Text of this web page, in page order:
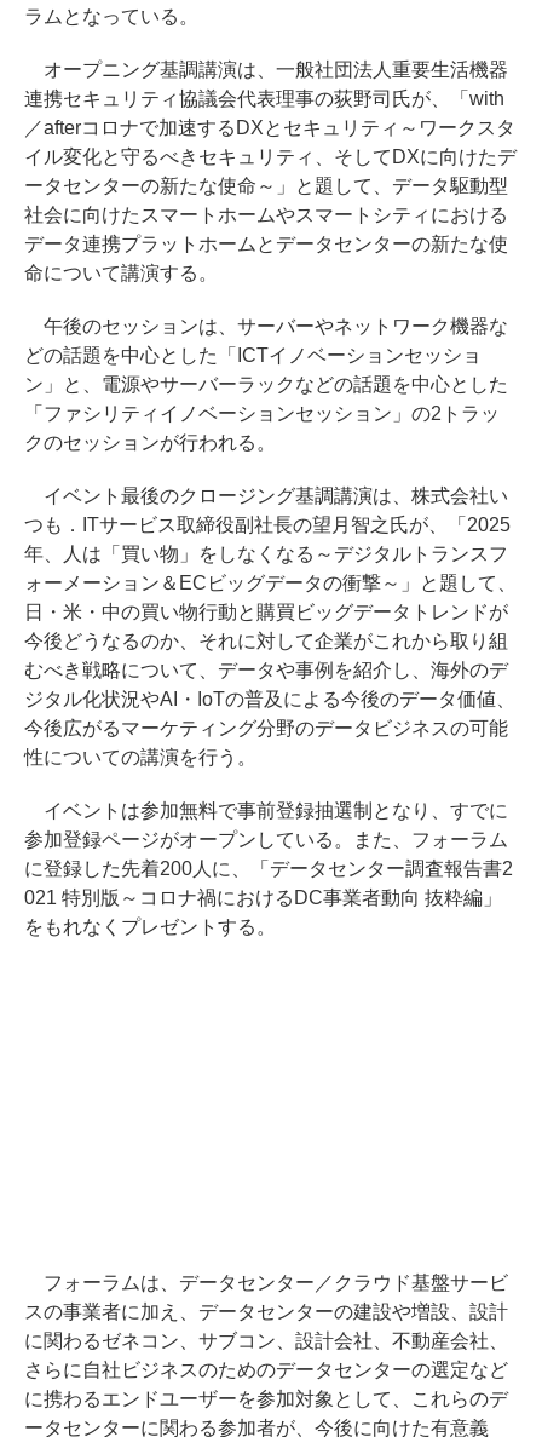
ラムとなっている。
オープニング基調講演は、一般社団法人重要生活機器
連携セキュリティ協議会代表理事の荻野司氏が、「with
／afterコロナで加速するDXとセキュリティ～ワークスタ
イル変化と守るべきセキュリティ、そしてDXに向けたデ
ータセンターの新たな使命～」と題して、データ駆動型
社会に向けたスマートホームやスマートシティにおける
データ連携プラットホームとデータセンターの新たな使
命について講演する。
午後のセッションは、サーバーやネットワーク機器な
どの話題を中心とした「ICTイノベーションセッショ
ン」と、電源やサーバーラックなどの話題を中心とした
「ファシリティイノベーションセッション」の2トラッ
クのセッションが行われる。
イベント最後のクロージング基調講演は、株式会社い
つも．ITサービス取締役副社長の望月智之氏が、「2025
年、人は「買い物」をしなくなる～デジタルトランスフ
ォーメーション＆ECビッグデータの衝撃～」と題して、
日・米・中の買い物行動と購買ビッグデータトレンドが
今後どうなるのか、それに対して企業がこれから取り組
むべき戦略について、データや事例を紹介し、海外のデ
ジタル化状況やAI・IoTの普及による今後のデータ価値、
今後広がるマーケティング分野のデータビジネスの可能
性についての講演を行う。
イベントは参加無料で事前登録抽選制となり、すでに
参加登録ページがオープンしている。また、フォーラム
に登録した先着200人に、「データセンター調査報告書2
021 特別版～コロナ禍におけるDC事業者動向 抜粋編」
をもれなくプレゼントする。
フォーラムは、データセンター／クラウド基盤サービ
スの事業者に加え、データセンターの建設や増設、設計
に関わるゼネコン、サブコン、設計会社、不動産会社、
さらに自社ビジネスのためのデータセンターの選定など
に携わるエンドユーザーを参加対象として、これらのデ
ータセンターに関わる参加者が、今後に向けた有意義